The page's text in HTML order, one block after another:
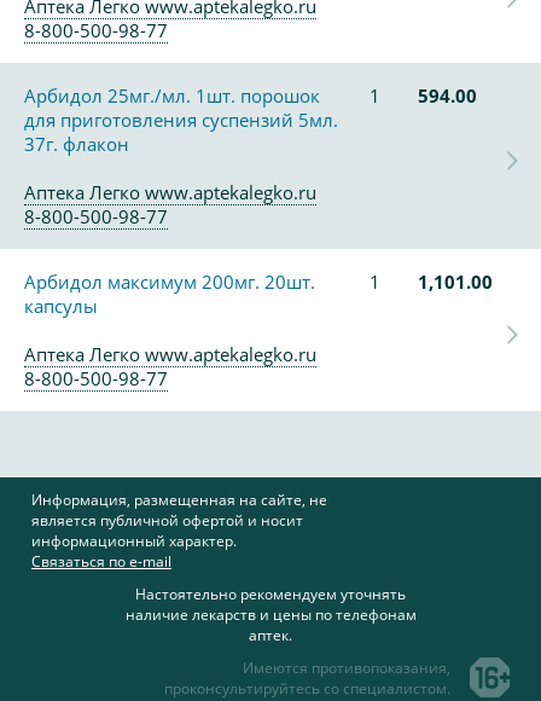
Аптека Легко www.aptekalegko.ru
8-800-500-98-77
Арбидол 25мг./мл. 1шт. порошок
для приготовления суспензий 5мл.
37г. флакон
1 594.00
Аптека Легко www.aptekalegko.ru
8-800-500-98-77
Арбидол максимум 200мг. 20шт.
капсулы
1 1,101.00
Аптека Легко www.aptekalegko.ru
8-800-500-98-77
Информация, размещенная на сайте, не
является публичной офертой и носит
информационный характер.
Связаться по e-mail
Настоятельно рекомендуем уточнять
наличие лекарств и цены по телефонам
аптек.
Имеются противопоказания,
проконсультируйтесь со специалистом.